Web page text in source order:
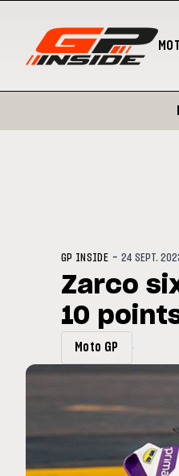
GP INSIDE -24 SEPT.
Zarco
10
Moto GP